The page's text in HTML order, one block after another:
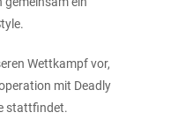
Wettkampf vor,
mit Deadly
stattfindet.